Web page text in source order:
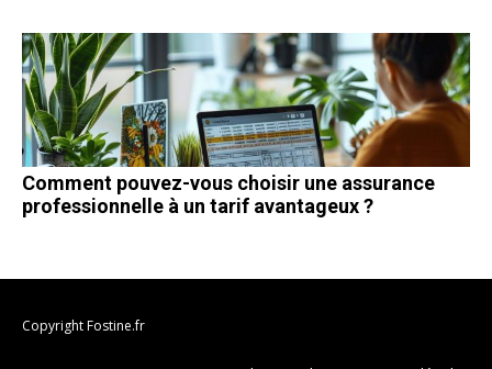
Comment pouvez-vous choisir une assurance
professionnelle à un tarif avantageux ?
Copyright Fostine.fr